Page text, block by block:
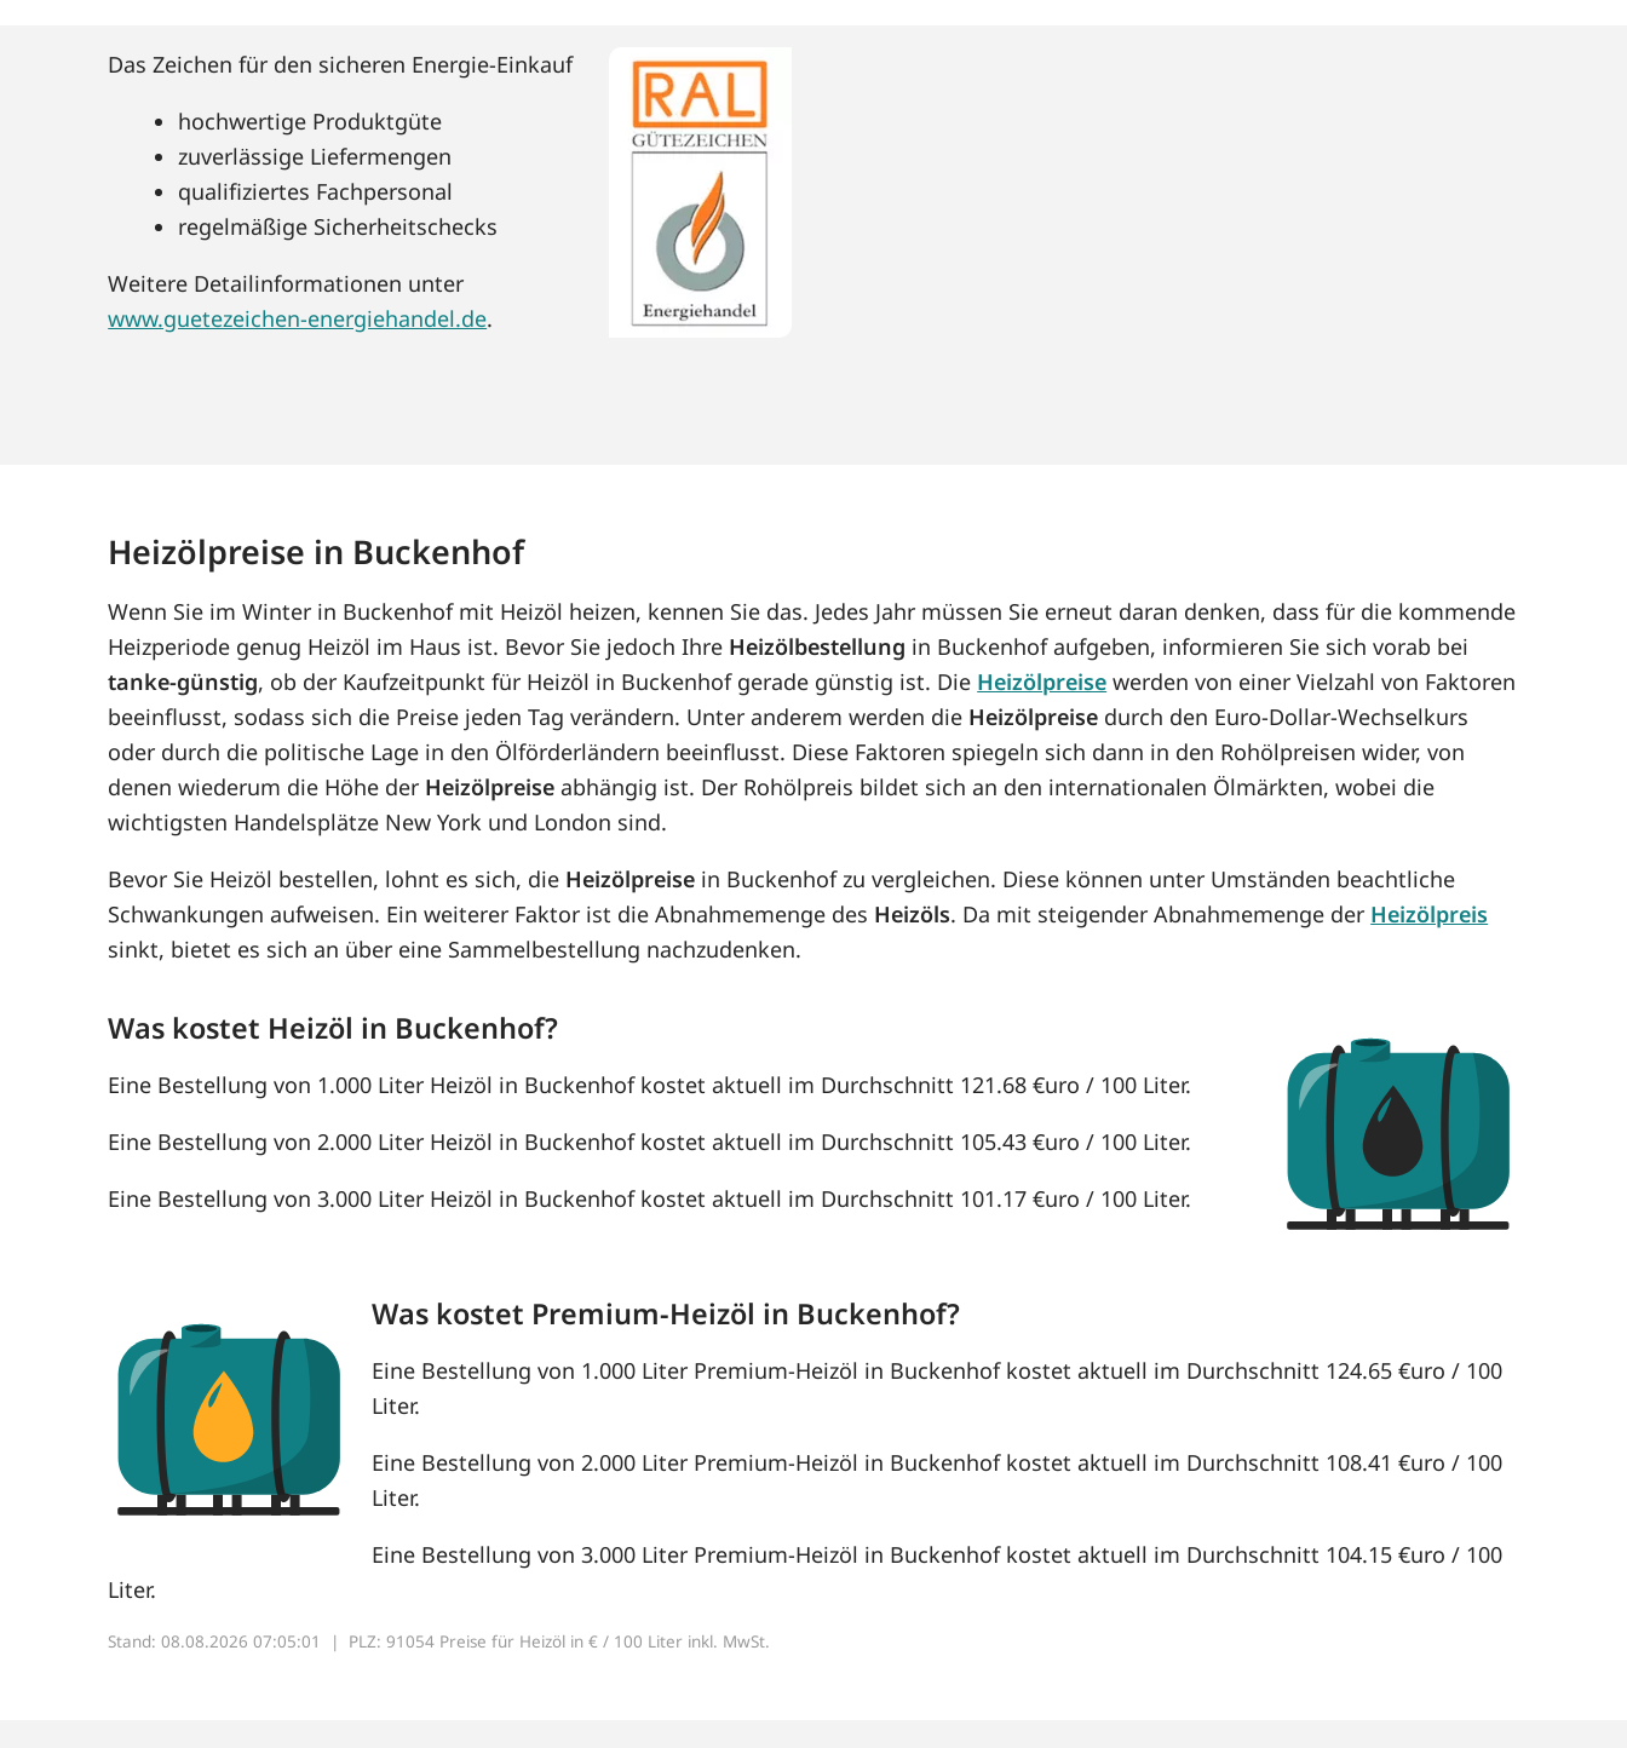
Das Zeichen für den sicheren Energie-Einkauf
hochwertige Produktgüte
zuverlässige Liefermengen
qualifiziertes Fachpersonal
regelmäßige Sicherheitschecks
Weitere Detailinformationen unter
www.guetezeichen-energiehandel.de.
Heizölpreise in Buckenhof
Wenn Sie im Winter in Buckenhof mit Heizöl heizen, kennen Sie das. Jedes Jahr müssen Sie erneut daran denken, dass für die kommende
Heizperiode genug Heizöl im Haus ist. Bevor Sie jedoch Ihre Heizölbestellung in Buckenhof aufgeben, informieren Sie sich vorab bei
tanke-günstig, ob der Kaufzeitpunkt für Heizöl in Buckenhof gerade günstig ist. Die Heizölpreise werden von einer Vielzahl von Faktoren
beeinflusst, sodass sich die Preise jeden Tag verändern. Unter anderem werden die Heizölpreise durch den Euro-Dollar-Wechselkurs
oder durch die politische Lage in den Ölförderländern beeinflusst. Diese Faktoren spiegeln sich dann in den Rohölpreisen wider, von
denen wiederum die Höhe der Heizölpreise abhängig ist. Der Rohölpreis bildet sich an den internationalen Ölmärkten, wobei die
wichtigsten Handelsplätze New York und London sind.
Bevor Sie Heizöl bestellen, lohnt es sich, die Heizölpreise in Buckenhof zu vergleichen. Diese können unter Umständen beachtliche
Schwankungen aufweisen. Ein weiterer Faktor ist die Abnahmemenge des Heizöls. Da mit steigender Abnahmemenge der Heizölpreis
sinkt, bietet es sich an über eine Sammelbestellung nachzudenken.
Was kostet Heizöl in Buckenhof?
Eine Bestellung von 1.000 Liter Heizöl in Buckenhof kostet aktuell im Durchschnitt 121.68 €uro / 100 Liter.
Eine Bestellung von 2.000 Liter Heizöl in Buckenhof kostet aktuell im Durchschnitt 105.43 €uro / 100 Liter.
Eine Bestellung von 3.000 Liter Heizöl in Buckenhof kostet aktuell im Durchschnitt 101.17 €uro / 100 Liter.
Was kostet Premium-Heizöl in Buckenhof?
Eine Bestellung von 1.000 Liter Premium-Heizöl in Buckenhof kostet aktuell im Durchschnitt 124.65 €uro / 100
Liter.
Eine Bestellung von 2.000 Liter Premium-Heizöl in Buckenhof kostet aktuell im Durchschnitt 108.41 €uro / 100
Liter.
Eine Bestellung von 3.000 Liter Premium-Heizöl in Buckenhof kostet aktuell im Durchschnitt 104.15 €uro / 100
Liter.
Stand: 08.08.2026 07:05:01 | PLZ: 91054 Preise für Heizöl in € / 100 Liter inkl. MwSt.